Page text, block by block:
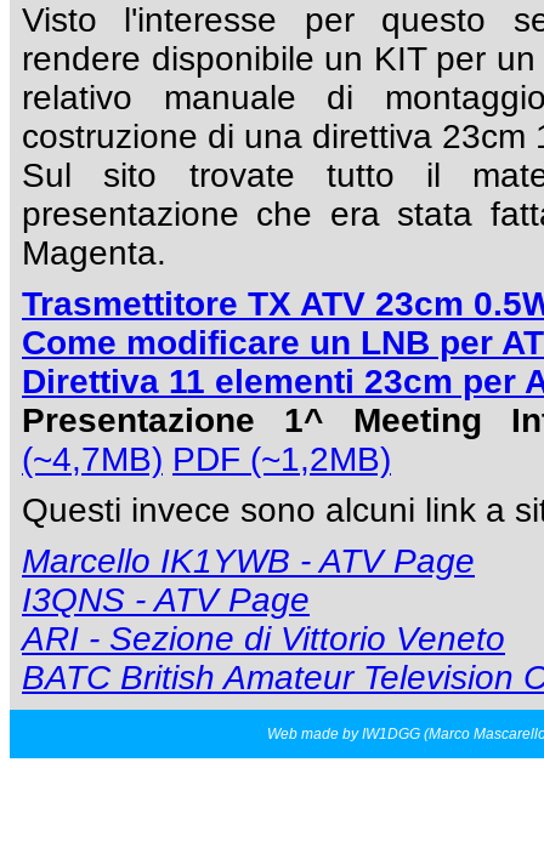
Visto l'interesse per questo
rendere disponibile un KIT per
relativo manuale di
costruzione di una direttiva 23cm
Sul sito trovate tutto il
presentazione che era stata
Magenta.
Trasmettitore TX ATV 23cm
Come modificare un LNB per
Direttiva 11 elementi 23cm per
Presentazione 1^ Meeting
(~4,7MB) PDF (~1,2MB)
Questi invece sono alcuni link a
Marcello IK1YWB - ATV Page
I3QNS - ATV Page
ARI - Sezione di Vittorio Veneto
BATC British Amateur Television
Web made by IW1DGG (Marco